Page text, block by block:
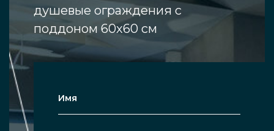
душевые ограждения с
поддоном 60х60 см